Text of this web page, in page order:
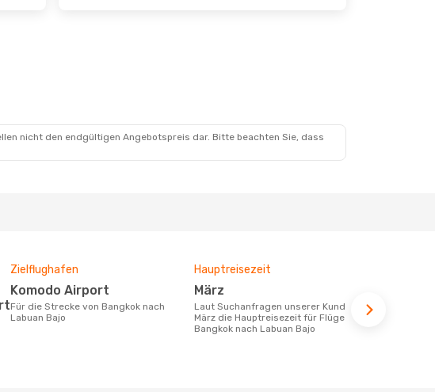
nicht den endgültigen Angebotspreis dar. Bitte beachten Sie, dass
Zielflughafen
Komodo Airport
Für die Strecke von Bangkok nach
Labuan Bajo
Hauptreisezeit
März
Laut Suchanfragen unserer Kunden ist
März die Hauptreisezeit für Flüge von
Bangkok nach Labuan Bajo